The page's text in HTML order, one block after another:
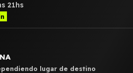
21hs
lugar de destino